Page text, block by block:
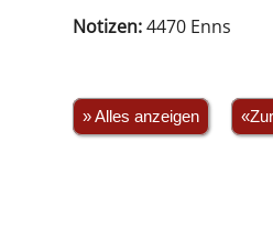
Notizen:4470 Enns
» Alles anzeigen